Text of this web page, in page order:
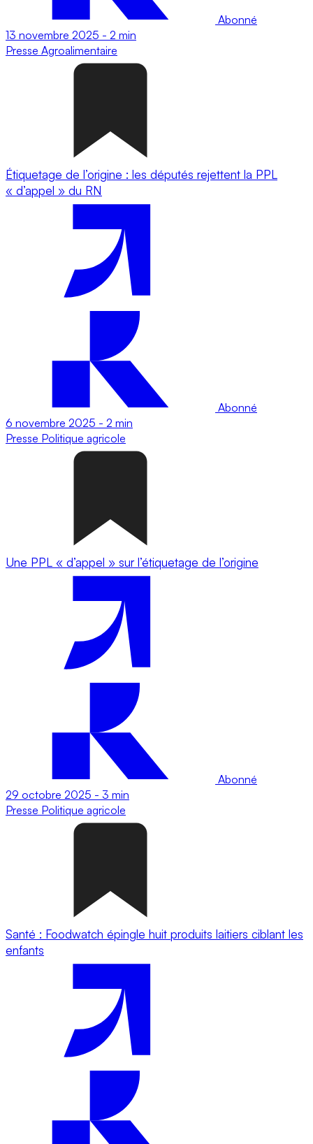
Abonné
13 novembre 2025 - 2 min
Presse Agroalimentaire
Étiquetage de l’origine : les députés rejettent la PPL
« d’appel » du RN
Abonné
6 novembre 2025 - 2 min
Presse Politique agricole
Une PPL « d’appel » sur l’étiquetage de l’origine
Abonné
29 octobre 2025 - 3 min
Presse Politique agricole
Santé : Foodwatch épingle huit produits laitiers ciblant les
enfants